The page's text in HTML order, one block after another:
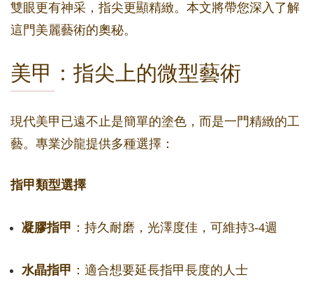
雙眼更有神采，指尖更顯精緻。本文將帶您深入了解
這門美麗藝術的奧秘。
美甲：指尖上的微型藝術
現代美甲已遠不止是簡單的塗色，而是一門精緻的工
藝。專業沙龍提供多種選擇：
指甲類型選擇
凝膠指甲 ：持久耐磨，光澤度佳，可維持3-4週
水晶指甲 ：適合想要延長指甲長度的人士